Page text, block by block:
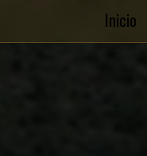
Inicio